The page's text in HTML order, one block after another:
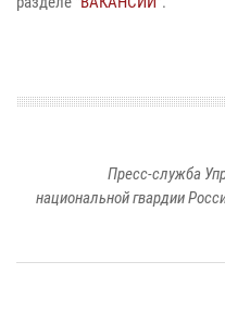
Пресс-служба
национальной гвардии